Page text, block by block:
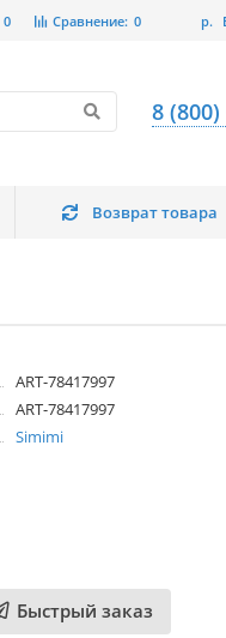
р.
Сравнение: 0
0
8
Возврат товара
ART-78417997
ART-78417997
Simimi
Быстрый заказ